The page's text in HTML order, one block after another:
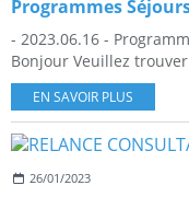
- 2023.06.16 -
Bonjour Veuillez
EN SAVOIR PLUS
26/01/2023